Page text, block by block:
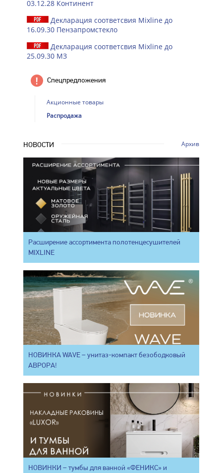
03.12.28 Континент
Декларация соответсвия Mixline до
16.09.30 Пензапромстекло
Декларация соответсвия Mixline до
25.09.30 МЗ
Спецпредложения
Акционные товары
Распродажа
НОВОСТИ Архив
Расширение ассортимента полотенцесушителей
MIXLINE
НОВИНКА WAVE – унитаз-компакт безободковый
АВРОРА!
НОВИНКИ – тумбы для ванной «ФЕНИКС» и